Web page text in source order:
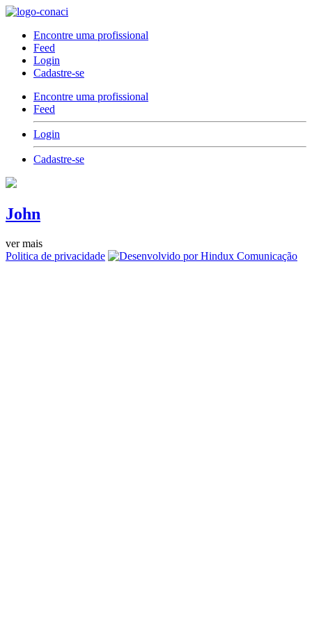
Encontre uma profissional
Feed
Login
Cadastre-se
Encontre uma profissional
Feed
Login
Cadastre-se
John
ver mais
Politica de privacidade